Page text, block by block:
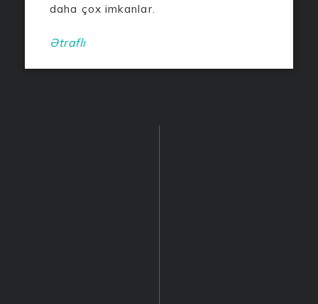
daha çox imkanlar.
Ətraflı